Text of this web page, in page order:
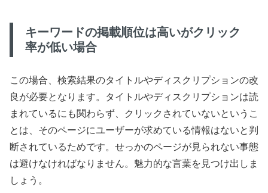
キーワードの掲載順位は高いがクリック
率が低い場合
この場合、検索結果のタイトルやディスクリプションの改
良が必要となります。タイトルやディスクリプションは読
まれているにも関わらず、クリックされていないというこ
とは、そのページにユーザーが求めている情報はないと判
断されているためです。せっかのページが見られない事態
は避けなければなりません。魅力的な言葉を見つけ出しま
しょう。